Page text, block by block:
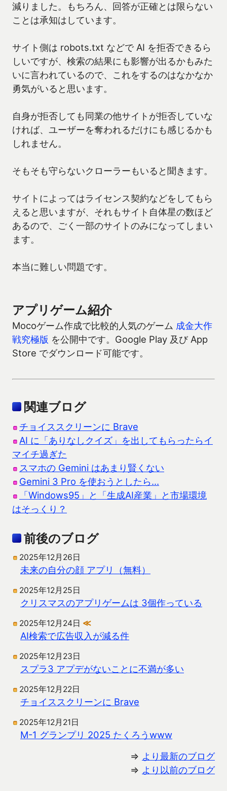
減りました。もちろん、回答が正確とは限らない
ことは承知はしています。
サイト側は robots.txt などで AI を拒否できるら
しいですが、検索の結果にも影響が出るかもみた
いに言われているので、これをするのはなかなか
勇気がいると思います。
自身が拒否しても同業の他サイトが拒否していな
ければ、ユーザーを奪われるだけにも感じるかも
しれません。
そもそも守らないクローラーもいると聞きます。
サイトによってはライセンス契約などをしてもら
えると思いますが、それもサイト自体星の数ほど
あるので、ごく一部のサイトのみになってしまい
ます。
本当に難しい問題です。
アプリゲーム紹介
Mocoゲーム作成で比較的人気のゲーム 成金大作
戦究極版 を公開中です。Google Play 及び App
Store でダウンロード可能です。
関連ブログ
チョイススクリーンに Brave
AI に「ありなしクイズ」を出してもらったらイ
マイチ過ぎた
スマホの Gemini はあまり賢くない
Gemini 3 Pro を使おうとしたら…
「Windows95」と「生成AI産業」と市場環境
はそっくり？
前後のブログ
2025年12月26日
未来の自分の顔 アプリ（無料）
2025年12月25日
クリスマスのアプリゲームは 3個作っている
2025年12月24日 ≪
AI検索で広告収入が減る件
2025年12月23日
スプラ3 アプデがないことに不満が多い
2025年12月22日
チョイススクリーンに Brave
2025年12月21日
M-1 グランプリ 2025 たくろうwww
⇒ より最新のブログ
⇒ より以前のブログ